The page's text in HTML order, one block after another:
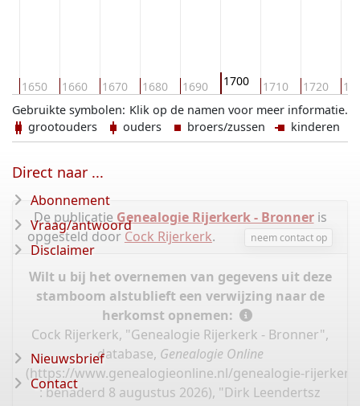
1650 1660 1670 1680 1690 1700 1710 1720
Klik op de namen voor meer informatie.
Gebruikte symbolen:
grootouders
ouders broers/zussen kinderen
De publicatie Genealogie Rijerkerk - Bronneris
opgesteld door Cock Rijerkerk. neem contact op
Wilt u bij het overnemen van gegevens uit deze
stamboom alstublieft een verwijzing naar de
herkomst opnemen:
Cock Rijerkerk, "Genealogie Rijerkerk - Bronner",
database, Genealogie Online
(https://www.genealogieonline.nl/genealogie-
: benaderd 8 augustus 2026), "Dirk Leendertsz
Direct naar ...
Abonnement
Vraag/antwoord
Disclaimer
Nieuwsbrief
Contact